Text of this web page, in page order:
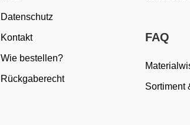
Datenschutz
Kontakt
Wie bestellen?
Rückgaberecht
FAQ
Sortiment